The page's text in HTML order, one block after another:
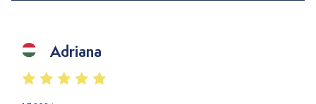
Adriana